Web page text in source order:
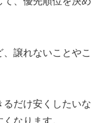
譲れないことやこ
だけ安くしたいな